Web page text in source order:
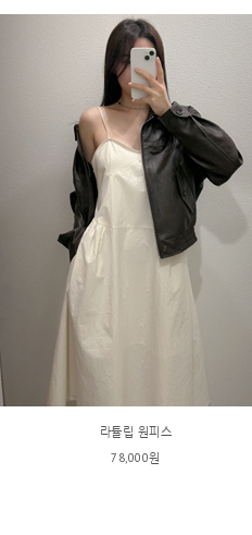
라튤립 원피스
78,000원